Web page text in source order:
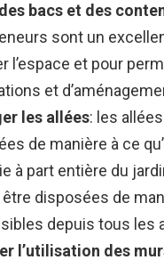
bacs et des
sont un
l’espace et pour
et
les allées: les
de manière à ce
à part entière du
disposées de
depuis tous les
l’utilisation des